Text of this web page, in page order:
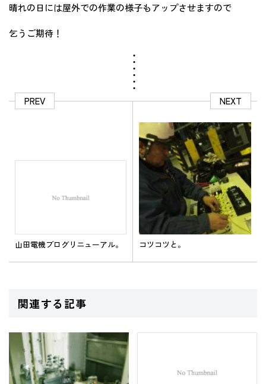
晴れの日には屋外での作業の様子もアップさせますので
乞うご期待！
PREV
山田電機ブログリニューアル。
NEXT
コツコツと。
関連する記事